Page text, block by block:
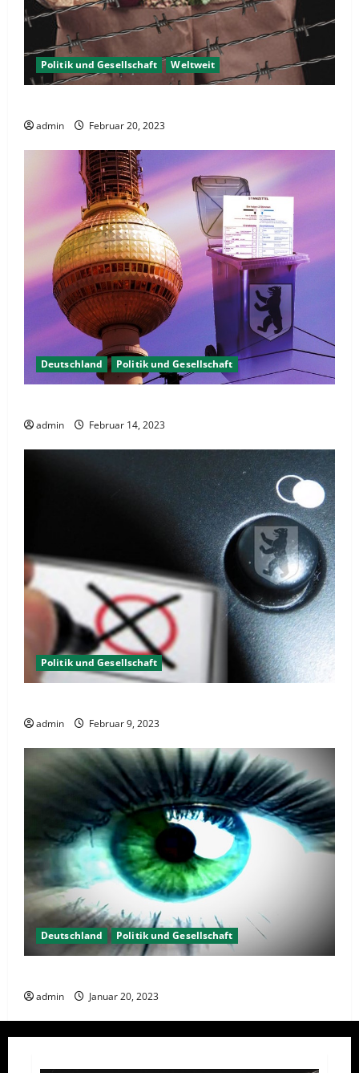
Politik und Gesellschaft Weltweit
admin Februar 20, 2023
Deutschland Politik und Gesellschaft
admin Februar 14, 2023
Politik und Gesellschaft
admin Februar 9, 2023
Deutschland Politik und Gesellschaft
admin Januar 20, 2023